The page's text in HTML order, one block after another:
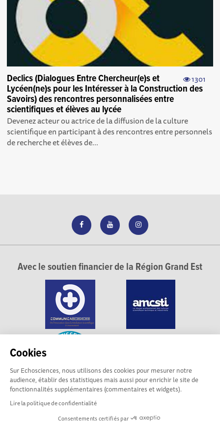
Cookies
Sur Echosciences, nous utilisons des cookies pour mesurer notre
audience, établir des statistiques mais aussi pour enrichir le site de
fonctionnalités supplémentaires (commentaires et widgets).
Lire la politique de confidentialité
Consentements certifiés par
1301
Declics (Dialogues Entre Chercheur(e)s et
Lycéen(ne)s pour les Intéresser à la Construction des
Savoirs) des rencontres personnalisées entre
scientifiques et élèves au lycée
Devenez acteur ou actrice de la diffusion de la culture
scientifique en participant à des rencontres entre personnels
de recherche et élèves de...
Avec le soutien financier de la Région Grand Est